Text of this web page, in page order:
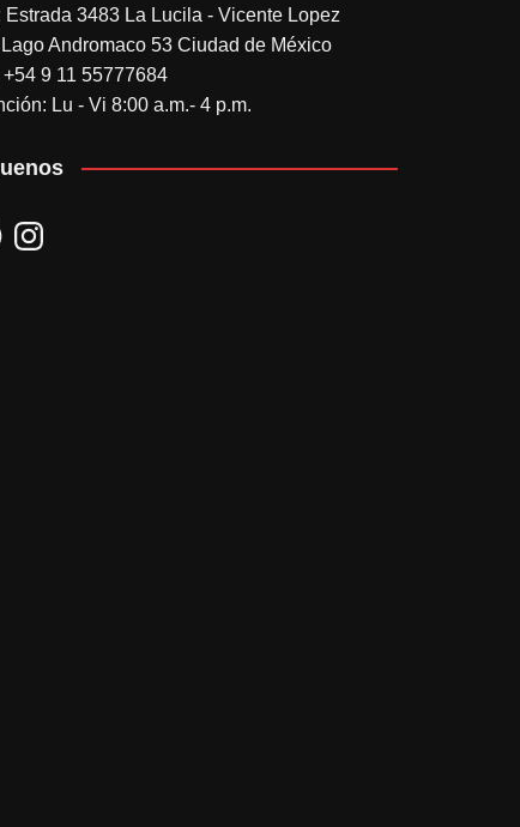
Estrada 3483 La Lucila - Vicente Lopez
Lago Andromaco 53 Ciudad de México
+54 9 11 55777684
Lu - Vi 8:00 a.m.- 4 p.m.
Instagram